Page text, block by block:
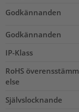
Godkännanden
Godkännanden
IP-Klass
RoHS överensstämm
else
Självslocknande